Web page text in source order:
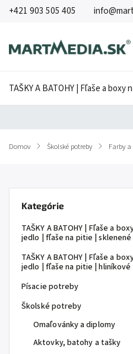
+421 903 505 405
TAŠKY A BATOHY | Fľaše a
Domov / Školské potreby / Farby
Kategórie
TAŠKY A BATOHY | Fľaše a
jedlo | fľaše na pitie | sklenené
TAŠKY A BATOHY | Fľaše a
jedlo | fľaše na pitie | hliníkové
Písacie potreby
Školské potreby
Omaľovánky a diplomy
Aktovky, batohy a tašky